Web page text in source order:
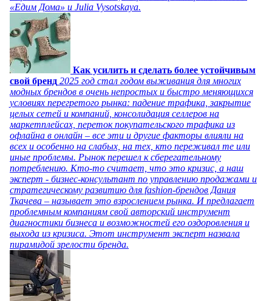
«Едим Дома» и Julia Vysotskaya.
Как усилить и сделать более устойчивым
свой бренд 2025 год стал годом выживания для многих
модных брендов в очень непростых и быстро меняющихся
условиях перегретого рынка: падение трафика, закрытие
целых сетей и компаний, консолидация селлеров на
маркетплейсах, переток покупательского трафика из
офлайна в онлайн – все эти и другие факторы влияли на
всех и особенно на слабых, на тех, кто переживал те или
иные проблемы. Рынок перешел к сберегательному
потреблению. Кто-то считает, что это кризис, а наш
эксперт - бизнес-консультант по управлению продажами и
стратегическому развитию для fashion-брендов Дания
Ткачева – называет это взрослением рынка. И предлагает
проблемным компаниям свой авторский инструмент
диагностики бизнеса и возможностей его оздоровления и
выхода из кризиса. Этот инструмент эксперт назвала
пирамидой зрелости бренда.